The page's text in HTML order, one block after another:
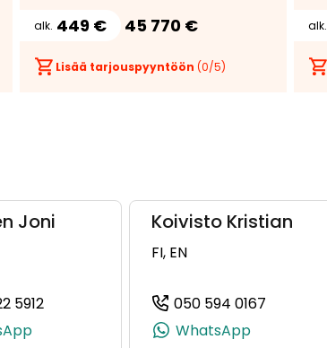
alk. 449 € 45 770 €
Lisää tarjouspyyntöön (0/5)
alk.
+358 40 922 5692)
Joni
5912
(+358409225912, 0409225912, +358 40
Koivisto Kristian
FI, EN
050 594 0167
WhatsApp